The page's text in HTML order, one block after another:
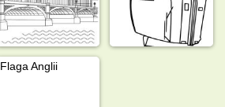
Flaga Anglii